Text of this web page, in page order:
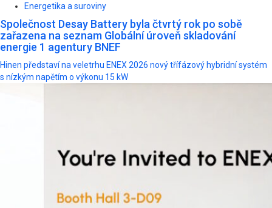
Energetika a suroviny
Společnost Desay Battery byla čtvrtý rok po sobě
zařazena na seznam Globální úroveň skladování
energie 1 agentury BNEF
Hinen představí na veletrhu ENEX 2026 nový třífázový hybridní systém
s nízkým napětím o výkonu 15 kW